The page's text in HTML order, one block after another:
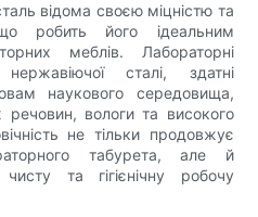
відома своєю міцністю та
робить його ідеальним
меблів. Лабораторні
сталі, здатні
наукового середовища,
речовин, вологи та високого
не тільки продовжує
табурета, але й
та гігієнічну робочу